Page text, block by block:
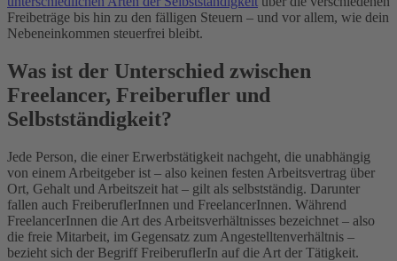
Freibeträge bis hin zu den fälligen Steuern – und vor allem, wie dein
Nebeneinkommen steuerfrei bleibt.
Was ist der Unterschied zwischen
Freelancer, Freiberufler und
Selbstständigkeit?
Jede Person, die einer Erwerbstätigkeit nachgeht, die unabhängig
von einem Arbeitgeber ist – also keinen festen Arbeitsvertrag über
Ort, Gehalt und Arbeitszeit hat – gilt als selbstständig. Darunter
fallen auch FreiberuflerInnen und FreelancerInnen. Während
FreelancerInnen die Art des Arbeitsverhältnisses bezeichnet – also
die freie Mitarbeit, im Gegensatz zum Angestelltenverhältnis –
bezieht sich der Begriff FreiberuflerIn auf die Art der Tätigkeit.